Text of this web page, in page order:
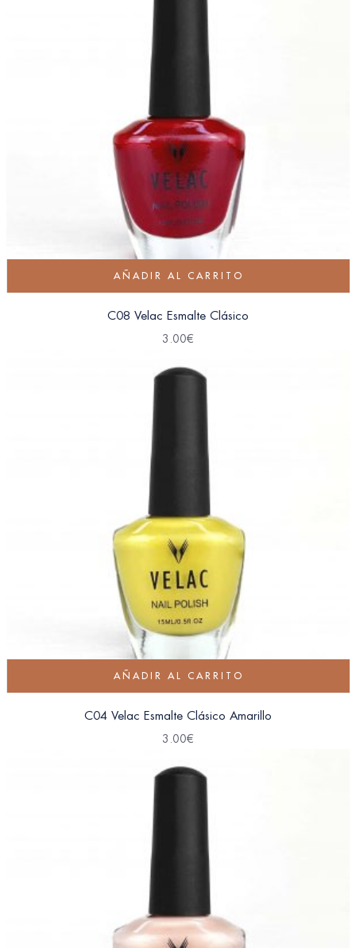
AÑADIR AL CARRITO
C08 Velac Esmalte Clásico
3.00€
AÑADIR AL CARRITO
C04 Velac Esmalte Clásico Amarillo
3.00€